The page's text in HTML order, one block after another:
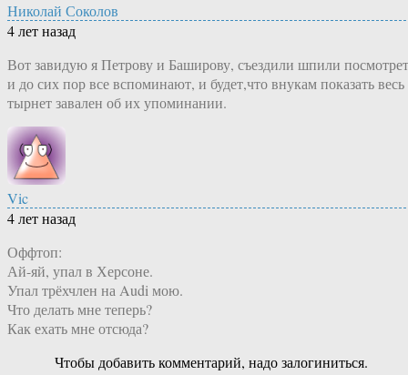
Николай Соколов
4 лет назад
Вот завидую я Петрову и Баширову, съездили шпили
и до сих пор все вспоминают, и будет,что внукам показать весь
тырнет завален об их упоминании.
Vic
4 лет назад
Оффтоп:
Ай-яй, упал в Херсоне.
Упал трёхчлен на Audi мою.
Что делать мне теперь?
Как ехать мне отсюда?
Чтобы добавить комментарий, надо залогиниться.